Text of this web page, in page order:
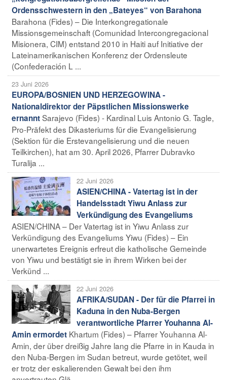
Ordensschwestern in den „Bateyes“ von Barahona
Barahona (Fides) – Die Interkongregationale
Missionsgemeinschaft (Comunidad Intercongregacional
Misionera, CIM) entstand 2010 in Haiti auf Initiative der
Lateinamerikanischen Konferenz der Ordensleute
(Confederación L ...
23 Juni 2026
EUROPA/BOSNIEN UND HERZEGOWINA -
Nationaldirektor der Päpstlichen Missionswerke
ernanntSarajevo (Fides) - Kardinal Luis Antonio G. Tagle,
Pro-Präfekt des Dikasteriums für die Evangelisierung
(Sektion für die Erstevangelisierung und die neuen
Teilkirchen), hat am 30. April 2026, Pfarrer Dubravko
Turalija ...
22 Juni 2026
ASIEN/CHINA - Vatertag ist in der
Handelsstadt Yiwu Anlass zur
Verkündigung des Evangeliums
ASIEN/CHINA – Der Vatertag ist in Yiwu Anlass zur
Verkündigung des Evangeliums Yiwu (Fides) – Ein
unerwartetes Ereignis erfreut die katholische Gemeinde
von Yiwu und bestätigt sie in ihrem Wirken bei der
Verkünd ...
22 Juni 2026
AFRIKA/SUDAN - Der für die Pfarrei in
Kaduna in den Nuba-Bergen
verantwortliche Pfarrer Youhanna Al-
Amin ermordet Khartum (Fides) – Pfarrer Youhanna Al-
Amin, der über dreißig Jahre lang die Pfarre in in Kauda in
den Nuba-Bergen im Sudan betreut, wurde getötet, weil
er trotz der eskalierenden Gewalt bei den ihm